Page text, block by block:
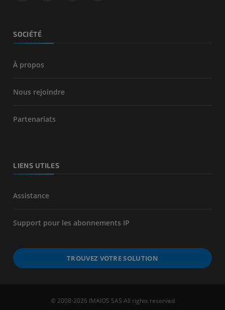
SOCIÉTÉ
À propos
Nous rejoindre
Partenariats
LIENS UTILES
Assistance
Support pour les abonnements IP
TROUVEZ VOTRE SOLUTION
© 2008-2026 IMAIOS SAS All rights reserved